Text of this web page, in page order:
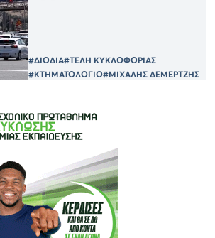
#ΔΙΟΔΙΑ#ΤΕΛΗ ΚΥΚΛΟΦΟΡΙΑΣ
#ΚΤΗΜΑΤΟΛΟΓΙΟ#ΜΙΧΑΛΗΣ ΔΕΜΕΡΤΖΗΣ